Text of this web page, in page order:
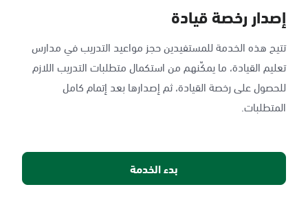
إصدار رخصة قيادة
تتيح هذه الخدمة للمستفيدين حجز مواعيد التدريب في مدارس
تعليم القيادة، ما يمكّنهم من استكمال متطلبات التدريب اللازم
للحصول على رخصة القيادة، ثم إصدارها بعد إتمام كامل
المتطلبات.
بدء الخدمة